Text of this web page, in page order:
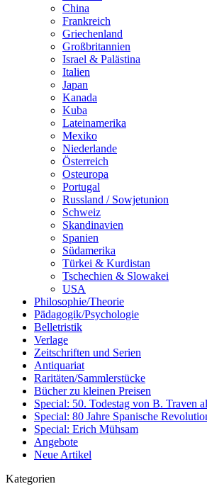
China
Frankreich
Griechenland
Großbritannien
Israel & Palästina
Italien
Japan
Kanada
Kuba
Lateinamerika
Mexiko
Niederlande
Österreich
Osteuropa
Portugal
Russland / Sowjetunion
Schweiz
Skandinavien
Spanien
Südamerika
Türkei & Kurdistan
Tschechien & Slowakei
USA
Philosophie/Theorie
Pädagogik/Psychologie
Belletristik
Verlage
Zeitschriften und Serien
Antiquariat
Raritäten/Sammlerstücke
Bücher zu kleinen Preisen
Special: 50. Todestag von B. Traven
Special: 80 Jahre Spanische
Special: Erich Mühsam
Angebote
Neue Artikel
Kategorien